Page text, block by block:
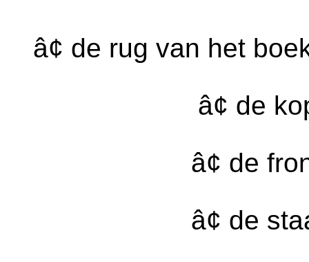
â¢ de rug van het
â¢ de
â¢ de
â¢ de